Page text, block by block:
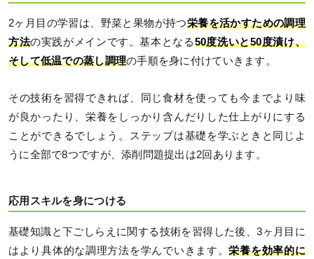
2ヶ月目の学習は、野菜と果物が持つ栄養を活かすための調理
方法の実践がメインです。基本となる50度洗いと50度漬け、
そして低温での蒸し調理の手順を身に付けていきます。
その技術を習得できれば、同じ食材を使っても今までより味
が良かったり、栄養をしっかり含んだりした仕上がりにする
ことができるでしょう。ステップは基礎を学ぶときと同じよ
うに全部で8つですが、添削問題提出は2回あります。
応用スキルを身につける
基礎知識と下ごしらえに関する技術を習得した後、3ヶ月目に
はより具体的な調理方法を学んでいきます。栄養を効率的に